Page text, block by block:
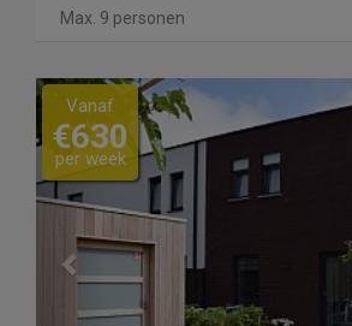
Max. 9 personen
Previous
Vanaf
€630
per week